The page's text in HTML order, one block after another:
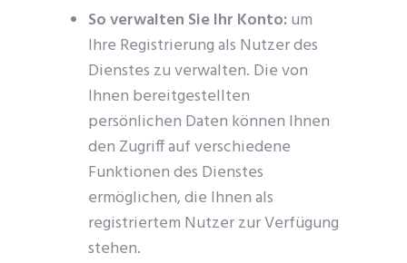
So verwalten Sie Ihr Konto:um
Ihre Registrierung als Nutzer des
Dienstes zu verwalten. Die von
Ihnen bereitgestellten
persönlichen Daten können Ihnen
den Zugriff auf verschiedene
Funktionen des Dienstes
ermöglichen, die Ihnen als
registriertem Nutzer zur Verfügung
stehen.